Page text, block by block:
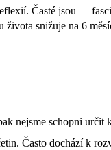
Časté jsou
života snižuje na 6
nejsme schopni
Často dochází k